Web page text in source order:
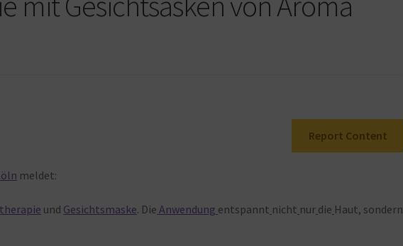
Report Content
meldet:
und Gesichtsmaske. Die Anwendung entspannt nicht nur die Haut, sondern